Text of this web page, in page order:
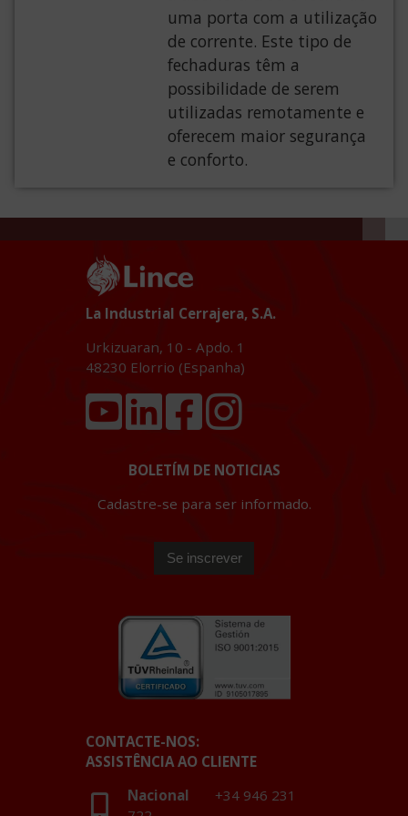
uma porta com a utilização
de corrente. Este tipo de
fechaduras têm a
possibilidade de serem
utilizadas remotamente e
oferecem maior segurança
e conforto.
La Industrial Cerrajera, S.A.
Urkizuaran, 10 - Apdo. 1
48230 Elorrio (Espanha)
BOLETÍM DE NOTICIAS
Cadastre-se para ser informado.
CONTACTE-NOS:
ASSISTÊNCIA AO CLIENTE
Nacional +34 946 231